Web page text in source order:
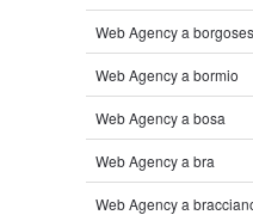
Web Agency a
Web Agency a bormio
Web Agency a bosa
Web Agency a bra
Web Agency a